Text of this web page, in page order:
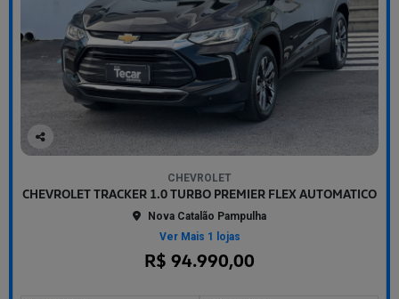
Co
lhe
CHEVROLET
CHEVROLET TRACKER 1.0 TURBO PREMIER FLEX AUTOMATICO
Nova Catalão Pampulha
Ver Mais 1 lojas
R$ 94.990,00